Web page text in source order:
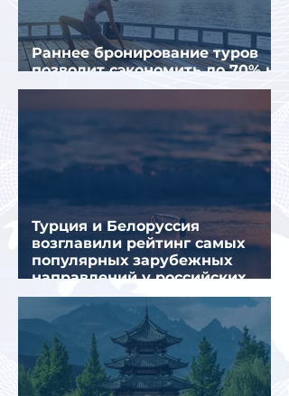
Раннее бронирование туров
позволит сэкономить до 70% на
летнем отдыхе — АТОР
Турция и Белоруссия
возглавили рейтинг самых
популярных зарубежных
направлений у российских
туристов летом